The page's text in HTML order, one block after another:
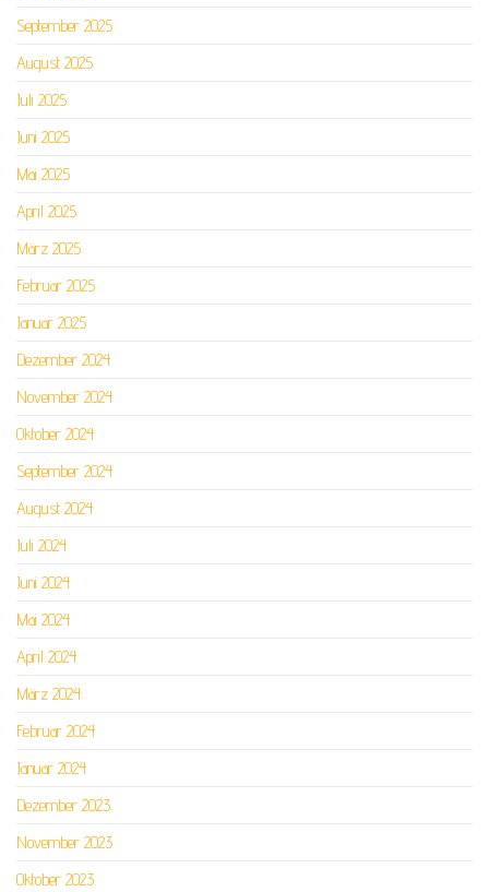
September 2025
August 2025
Juli 2025
Juni 2025
Mai 2025
April 2025
März 2025
Februar 2025
Januar 2025
Dezember 2024
November 2024
Oktober 2024
September 2024
August 2024
Juli 2024
Juni 2024
Mai 2024
April 2024
März 2024
Februar 2024
Januar 2024
Dezember 2023
November 2023
Oktober 2023